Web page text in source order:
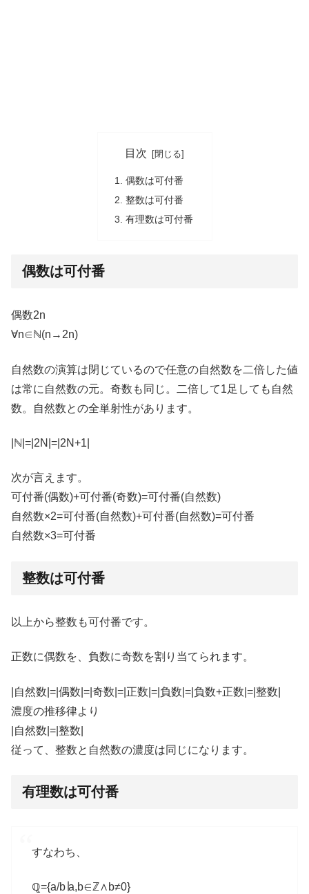
目次
偶数は可付番
整数は可付番
有理数は可付番
偶数は可付番
偶数2n
∀n∈ℕ(n→2n)
自然数の演算は閉じているので任意の自然数を二倍した値
は常に自然数の元。奇数も同じ。二倍して1足しても自然
数。自然数との全単射性があります。
|ℕ|=|2N|=|2N+1|
次が言えます。
可付番(偶数)+可付番(奇数)=可付番(自然数)
自然数×2=可付番(自然数)+可付番(自然数)=可付番
自然数×3=可付番
整数は可付番
以上から整数も可付番です。
正数に偶数を、負数に奇数を割り当てられます。
|自然数|=|偶数|=|奇数|=|正数|=|負数|=|負数+正数|=|整数|
濃度の推移律より
|自然数|=|整数|
従って、整数と自然数の濃度は同じになります。
有理数は可付番
すなわち、
ℚ={a/b∣a,b∈ℤ∧b≠0}